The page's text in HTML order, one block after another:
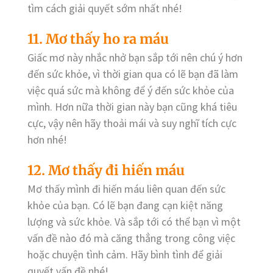
tìm cách giải quyết sớm nhất nhé!
11. Mơ thấy ho ra máu
Giấc mơ này nhắc nhở bạn sắp tới nên chú ý hơn
đến sức khỏe, vì thời gian qua có lẽ bạn đã làm
việc quá sức mà không để ý đến sức khỏe của
mình. Hơn nữa thời gian này bạn cũng khá tiêu
cực, vậy nên hãy thoải mái và suy nghĩ tích cực
hơn nhé!
12. Mơ thấy đi hiến máu
Mơ thấy mình đi hiến máu liên quan đến sức
khỏe của bạn. Có lẽ bạn đang cạn kiệt năng
lượng và sức khỏe. Và sắp tới có thể bạn vì một
vấn đề nào đó mà căng thẳng trong công việc
hoặc chuyện tình cảm. Hãy bình tình để giải